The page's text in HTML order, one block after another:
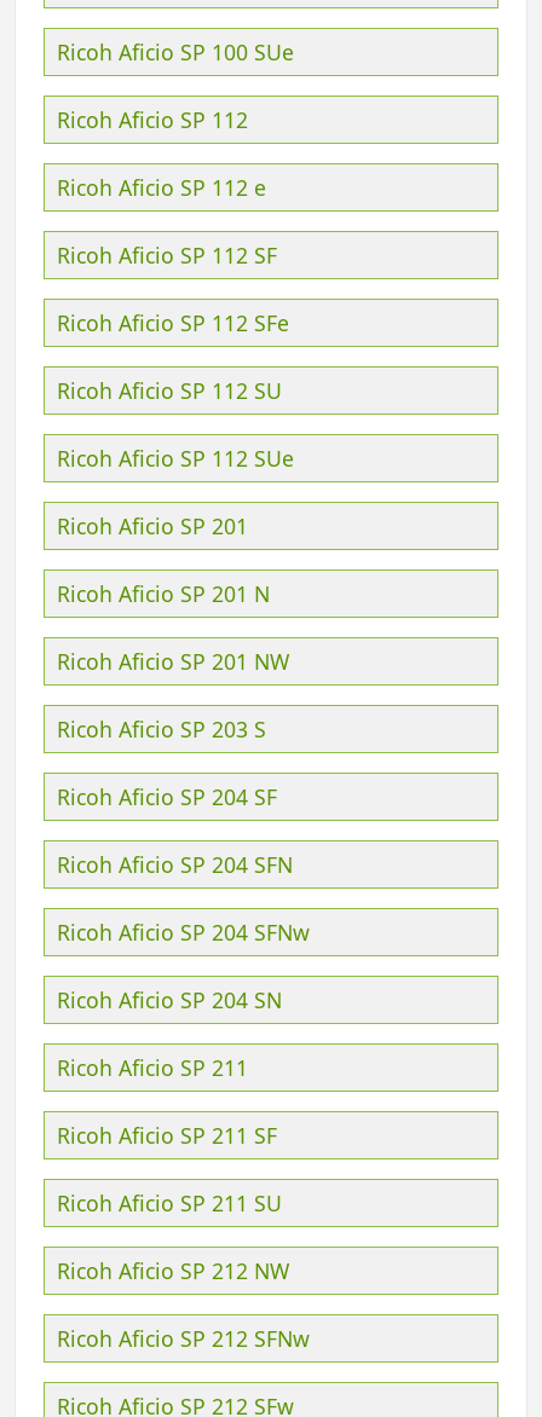
Ricoh Aficio SP 100 SUe
Ricoh Aficio SP 112
Ricoh Aficio SP 112 e
Ricoh Aficio SP 112 SF
Ricoh Aficio SP 112 SFe
Ricoh Aficio SP 112 SU
Ricoh Aficio SP 112 SUe
Ricoh Aficio SP 201
Ricoh Aficio SP 201 N
Ricoh Aficio SP 201 NW
Ricoh Aficio SP 203 S
Ricoh Aficio SP 204 SF
Ricoh Aficio SP 204 SFN
Ricoh Aficio SP 204 SFNw
Ricoh Aficio SP 204 SN
Ricoh Aficio SP 211
Ricoh Aficio SP 211 SF
Ricoh Aficio SP 211 SU
Ricoh Aficio SP 212 NW
Ricoh Aficio SP 212 SFNw
Ricoh Aficio SP 212 SFw